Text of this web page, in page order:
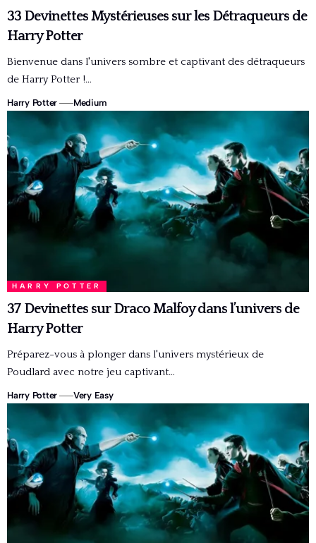
33 Devinettes Mystérieuses sur les Détraqueurs de
Harry Potter
Bienvenue dans l'univers sombre et captivant des détraqueurs
de Harry Potter !…
Harry Potter Medium
HARRY POTTER
37 Devinettes sur Draco Malfoy dans l’univers de
Harry Potter
Préparez-vous à plonger dans l'univers mystérieux de
Poudlard avec notre jeu captivant…
Harry Potter Very Easy